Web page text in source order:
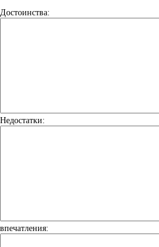
Достоинства:
Недостатки:
впечатления: